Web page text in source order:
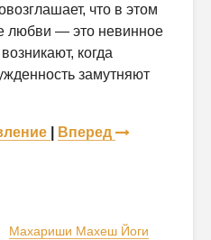
что в этом
любви — это невинное
когда
замутняют
Вперед
Махариши Махеш Йоги